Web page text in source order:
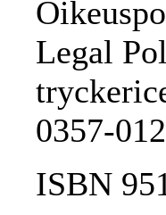
Legal
0357-
ISBN